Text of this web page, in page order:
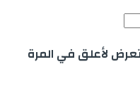
لأعلق في المرة